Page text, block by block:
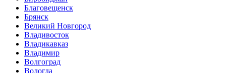
Благовещенск
Брянск
Великий Новгород
Владивосток
Владикавказ
Владимир
Волгоград
Вологда